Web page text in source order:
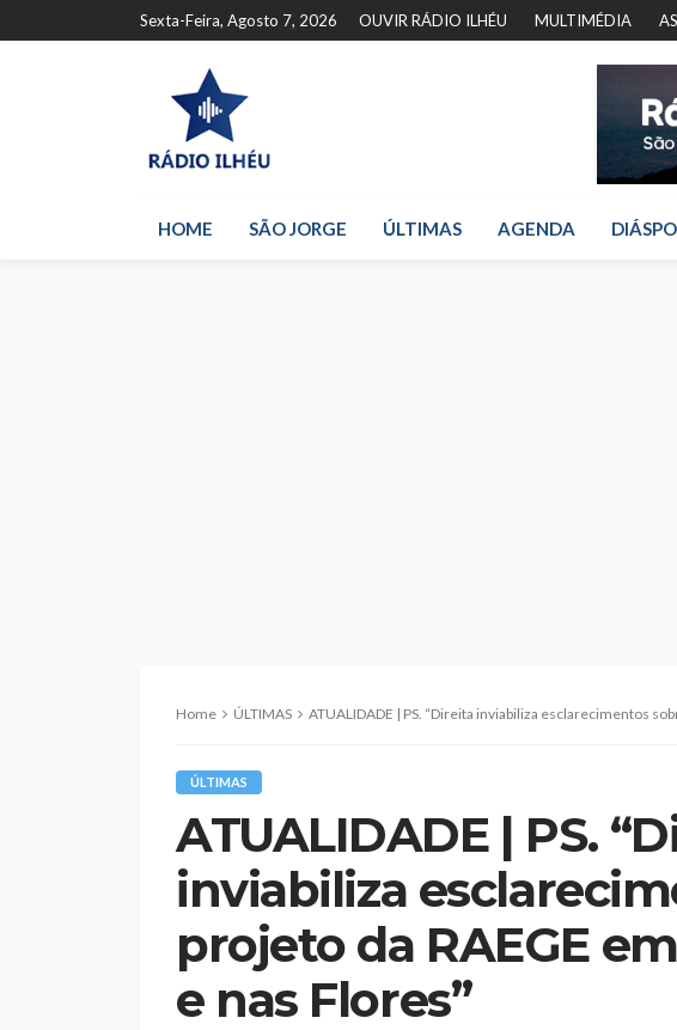
Sexta-Feira, Agosto 7, 2026 OUVIR RÁDIO ILHÉU MULTIMÉDIA
HOME SÃO JORGE ÚLTIMAS AGENDA
Home ÚLTIMAS ATUALIDADE | PS. “Direita inviabiliza esclarecimentos sobre projeto da RAEGE em
ÚLTIMAS
ATUALIDADE | PS.
inviabiliza
projeto da RAEGE
e nas Flores”